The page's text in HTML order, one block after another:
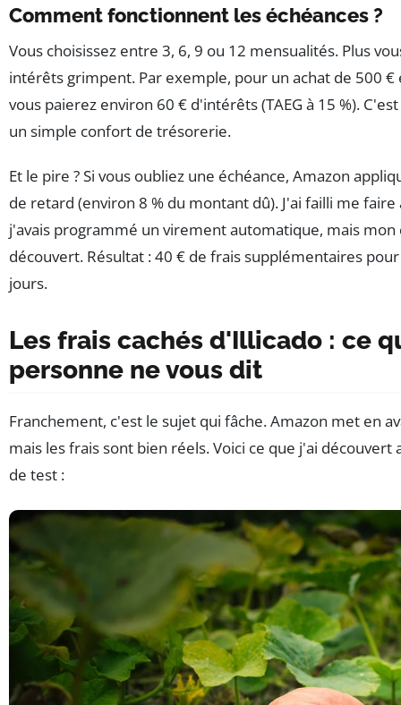
Comment fonctionnent les échéances ?
Vous choisissez entre 3, 6, 9 ou 12 mensualités. Plus
intérêts grimpent. Par exemple, pour un achat de 500 €
vous paierez environ 60 € d'intérêts (TAEG à 15 %).
un simple confort de trésorerie.
Et le pire ? Si vous oubliez une échéance, Amazon
de retard (environ 8 % du montant dû). J'ai failli me faire
j'avais programmé un virement automatique, mais
découvert. Résultat : 40 € de frais supplémentaires
jours.
Les frais cachés d'Illicado : ce
personne ne vous dit
Franchement, c'est le sujet qui fâche. Amazon met en
mais les frais sont bien réels. Voici ce que j'ai découvert
de test :